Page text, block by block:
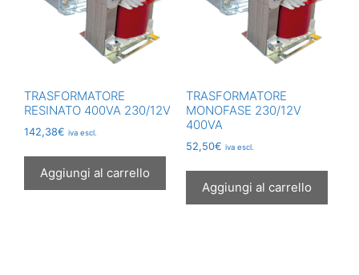
TRASFORMATORE
RESINATO 400VA 230/12V
142,38€ iva escl.
Aggiungi al carrello
TRASFORMATORE
MONOFASE 230/12V
400VA
52,50€ iva escl.
Aggiungi al carrello